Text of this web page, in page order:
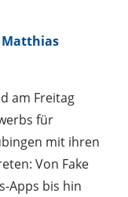
am Freitag
für
mit ihren
Von Fake
Apps bis hin